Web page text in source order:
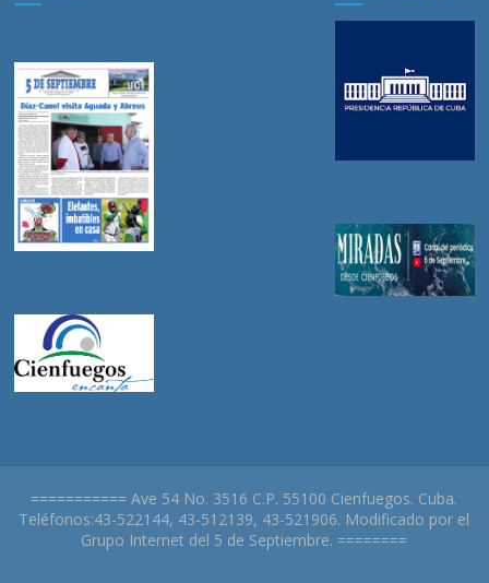
=========== Ave 54 No. 3516 C.P. 55100 Cienfuegos. Cuba.
Teléfonos:43-522144, 43-512139, 43-521906. Modificado por el
Grupo Internet del 5 de Septiembre. ========